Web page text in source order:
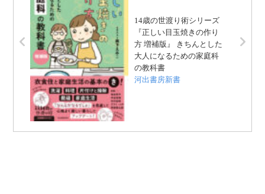
14歳の世渡り術シリーズ
『正しい目玉焼きの作り
方 増補版』 きちんとした
大人になるための家庭科
の教科書
河出書房新書